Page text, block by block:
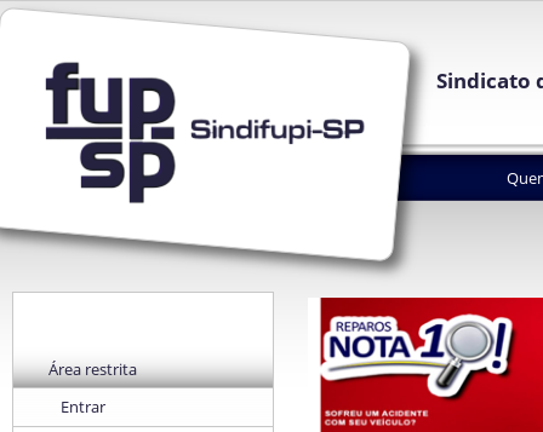
Sindicato
Área restrita
Entrar